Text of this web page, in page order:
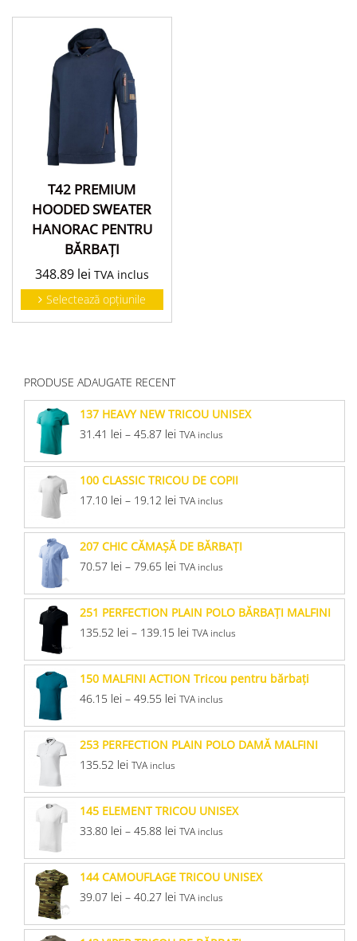
T42 PREMIUM
HOODED SWEATER
HANORAC PENTRU
BĂRBAŢI
348.89 lei TVA inclus
Selectează opțiunile
PRODUSE ADAUGATE RECENT
137 HEAVY NEW TRICOU UNISEX
31.41 lei – 45.87 lei TVA inclus
100 CLASSIC TRICOU DE COPII
17.10 lei – 19.12 lei TVA inclus
207 CHIC CĂMAŞĂ DE BĂRBAŢI
70.57 lei – 79.65 lei TVA inclus
251 PERFECTION PLAIN POLO BĂRBAŢI MALFINI
135.52 lei – 139.15 lei TVA inclus
150 MALFINI ACTION Tricou pentru bărbaţi
46.15 lei – 49.55 lei TVA inclus
253 PERFECTION PLAIN POLO DAMĂ MALFINI
135.52 lei TVA inclus
145 ELEMENT TRICOU UNISEX
33.80 lei – 45.88 lei TVA inclus
144 CAMOUFLAGE TRICOU UNISEX
39.07 lei – 40.27 lei TVA inclus